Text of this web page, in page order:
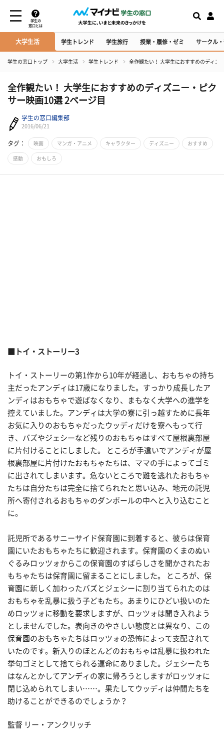
学生の
窓口とは
大学生活 学生トレンド 学生旅行 授業・履修・ゼミ サークル
学生の窓口トップ 大学生活 学生トレンド 全作観たい！ 大学生におすすめのディズ
全作観たい！ 大学生におすすめのディズニー・ピク
サー映画10選 2ページ目
学生の窓口編集部
2016/06/21
タグ： 映画 マンガ・アニメ キャラクター ディズニー おすすめ
感動 おもしろ
■トイ・ストーリー3
トイ・ストーリーの第1作から10年が経過し、おもちゃの持ち
主だったアンディは17歳になりました。すっかり成長したア
ンディはおもちゃで遊ばなくなり、まもなく大学への進学を
控えていました。アンディは大学の寮に引っ越すために長年
お気に入りのおもちゃだったウッディだけを寮へもって行
き、バズやジェシーなど残りのおもちゃはすべて屋根裏部屋
に片付けることにしました。 ところが手違いでアンディが屋
根裏部屋に片付けたおもちゃたちは、ママの手によってゴミ
に出されてしまいます。危ないところで難を逃れたおもちゃ
たちは自分たちは完全に捨てられたと思い込み、地元の託児
所へ寄付されるおもちゃのダンボールの中へと入り込むこと
に。
託児所であるサニーサイド保育園に到着すると、彼らは保育
園にいたおもちゃたちに歓迎されます。保育園のくまのぬい
ぐるみロッツォからこの保育園のすばらしさを聞かされたお
もちゃたちは保育園に留まることにしました。 ところが、保
育園に新しく加わったバズとジェシーに割り当てられたのは
おもちゃを乱暴に扱う子どもたち。あまりにひどい扱いのた
めロッツォに移動を要求しますが、ロッツォは聞き入れよう
としませんでした。表向きのやさしい態度とは異なり、この
保育園のおもちゃたちはロッツォの恐怖によって支配されて
いたのです。新入りのほとんどのおもちゃは乱暴に扱われた
挙句ゴミとして捨てられる運命にありました。ジェシーたち
はなんとかしてアンディの家に帰ろうとしますがロッツォに
閉じ込められてしまい……。果たしてウッディは仲間たちを
助けることができるのでしょうか？
監督 リー・アンクリッチ